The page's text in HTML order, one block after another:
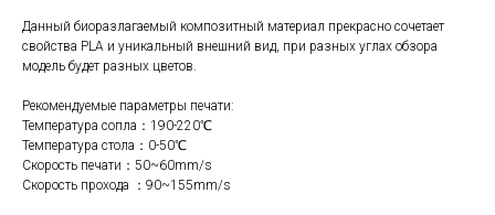
Данный биоразлагаемый композитный материал прекрасно сочетает
свойства PLA и уникальный внешний вид, при разных углах обзора
модель будет разных цветов.
Рекомендуемые параметры печати:
Температура сопла：190-220℃
Температура стола：0-50℃
Скорость печати：50~60mm/s
Скорость прохода ：90~155mm/s